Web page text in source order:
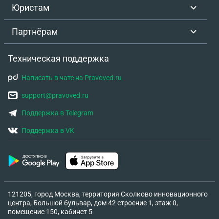
Юристам
Партнёрам
Техническая поддержка
Написать в чате на Pravoved.ru
support@pravoved.ru
Поддержка в Telegram
Поддержка в VK
121205, город Москва, территория Сколково инновационного
центра, Большой бульвар, дом 42 строение 1, этаж 0,
помещение 150, кабинет 5